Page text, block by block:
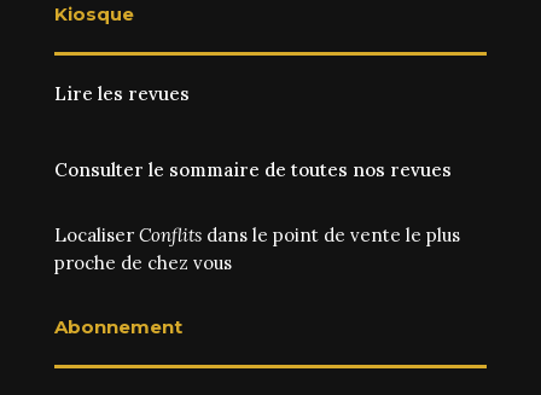
Kiosque
Lire les revues
Consulter le sommaire de toutes nos revues
Localiser Conflitsdans le point de vente le plus
proche de chez vous
Abonnement